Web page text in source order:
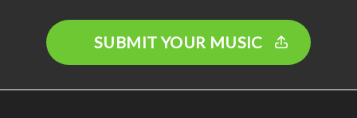
SUBMIT YOUR MUSIC